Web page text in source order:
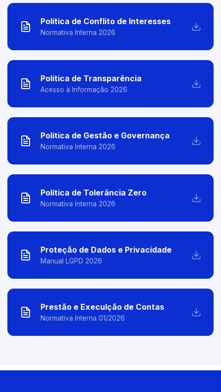
Política de Conflito de Interesses
Normativa Interna 2026
Política de Transparência
Acesso à Informação 2026
Política de Gestão e Governança
Normativa Interna 2026
Política de Tolerância Zero
Normativa Interna 2026
Proteção de Dados e Privacidade
Manual LGPD 2026
Prestão e Execulção de Contas
Normativa Interna 01/2026